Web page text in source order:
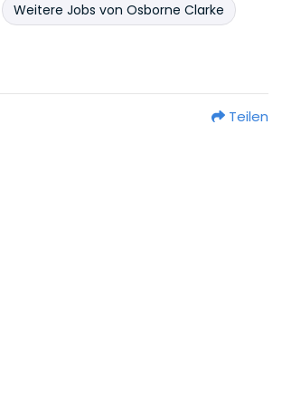
Weitere Jobs von Osborne Clarke
Teilen